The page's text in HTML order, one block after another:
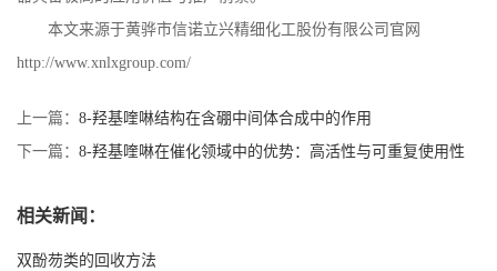
本文来源于黄骅市信诺立兴精细化工股份有限公司官网
http://www.xnlxgroup.com/
上一篇： 8-羟基喹啉结构在含硼中间体合成中的作用
下一篇： 8-羟基喹啉在催化领域中的优势：高活性与可重复使用性
相关新闻：
双酚芴类的回收方法